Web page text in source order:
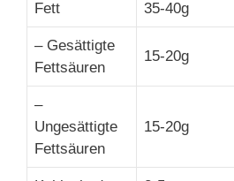
Fett 35-40g
– Gesättigte
Fettsäuren
15-20g
–
Ungesättigte
Fettsäuren
15-20g